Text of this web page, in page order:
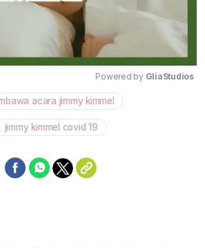
Powered by GliaStudios
acara jimmy kimmel
jimmy kimmel covid 19